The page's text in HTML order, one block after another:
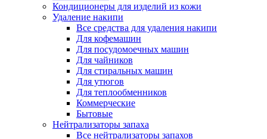
Кондиционеры для изделий из кожи
Удаление накипи
Все средства для удаления накипи
Для кофемашин
Для посудомоечных машин
Для чайников
Для стиральных машин
Для утюгов
Для теплообменников
Коммерческие
Бытовые
Нейтрализаторы запаха
Все нейтрализаторы запахов